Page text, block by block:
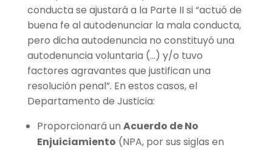
conducta se ajustará a la Parte II si “actuó de
buena fe al autodenunciar la mala conducta,
pero dicha autodenuncia no constituyó una
autodenuncia voluntaria (…) y/o tuvo
factores agravantes que justifican una
resolución penal”. En estos casos, el
Departamento de Justicia:
Proporcionará un Acuerdo de No
Enjuiciamiento (NPA, por sus siglas en